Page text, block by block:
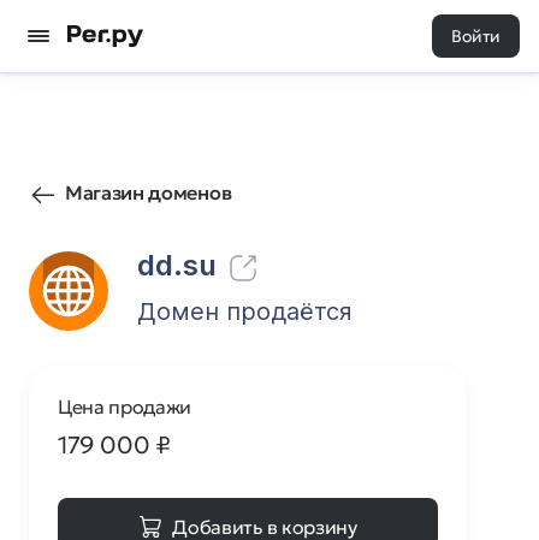
Войти
Магазин доменов
dd.su
717 3
Домен продаётся
Цена продажи
179 000 ₽
Добавить в корзину